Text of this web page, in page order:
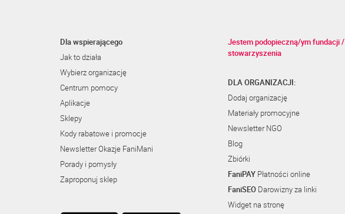
Dla wspierającego
Jak to działa
Wybierz organizację
Centrum pomocy
Aplikacje
Sklepy
Kody rabatowe i promocje
Newsletter Okazje FaniMani
Porady i pomysły
Zaproponuj sklep
Jestem podopieczną/ym fundacji /
stowarzyszenia
DLA ORGANIZACJI:
Dodaj organizację
Materiały promocyjne
Newsletter NGO
Blog
Zbiórki
FaniPAY Płatności online
FaniSEO Darowizny za linki
Widget na stronę